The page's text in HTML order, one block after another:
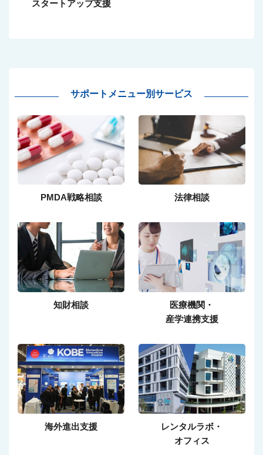
スタートアップ支援
サポートメニュー別サービス
PMDA戦略相談 法律相談
知財相談
医療機関・
産学連携支援
海外進出支援
レンタルラボ・
オフィス